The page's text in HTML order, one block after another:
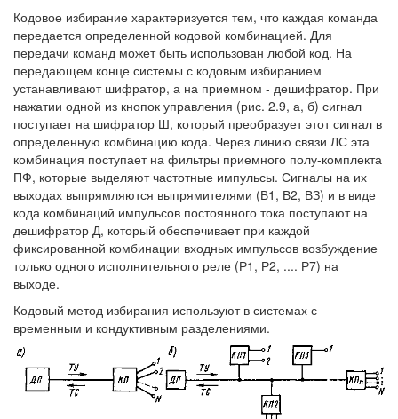
Кодовое избирание характеризуется тем, что каждая команда
передается определенной кодовой комбинацией. Для
передачи команд может быть использован любой код. На
передающем конце системы с кодовым избиранием
устанавливают шифратор, а на приемном - дешифратор. При
нажатии одной из кнопок управления (рис. 2.9, а, б) сигнал
поступает на шифратор Ш, который преобразует этот сигнал в
определенную комбинацию кода. Через линию связи ЛС эта
комбинация поступает на фильтры приемного полу-комплекта
ПФ, которые выделяют частотные импульсы. Сигналы на их
выходах выпрямляются выпрямителями (В1, В2, ВЗ) и в виде
кода комбинаций импульсов постоянного тока поступают на
дешифратор Д, который обеспечивает при каждой
фиксированной комбинации входных импульсов возбуждение
только одного исполнительного реле (Р1, Р2, .... Р7) на
выходе.
Кодовый метод избирания используют в системах с
временным и кондуктивным разделениями.